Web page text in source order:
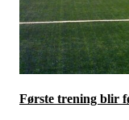
Første trening blir